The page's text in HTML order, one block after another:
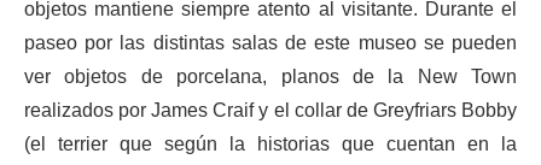
objetos mantiene siempre atento al visitante. Durante el
paseo por las distintas salas de este museo se pueden
ver objetos de porcelana, planos de la New Town
realizados por James Craif y el collar de Greyfriars Bobby
(el terrier que según la historias que cuentan en la